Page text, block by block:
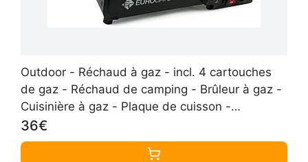
Outdoor - Réchaud à gaz - incl. 4 cartouches
de gaz - Réchaud de camping - Brûleur à gaz -
Cuisinière à gaz - Plaque de cuisson -
Cuisinière - Mallette de transport
36€